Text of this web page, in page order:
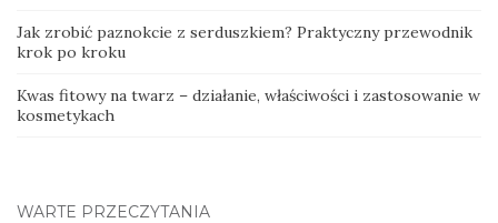
Jak zrobić paznokcie z serduszkiem? Praktyczny przewodnik
krok po kroku
Kwas fitowy na twarz – działanie, właściwości i zastosowanie w
kosmetykach
WARTE PRZECZYTANIA